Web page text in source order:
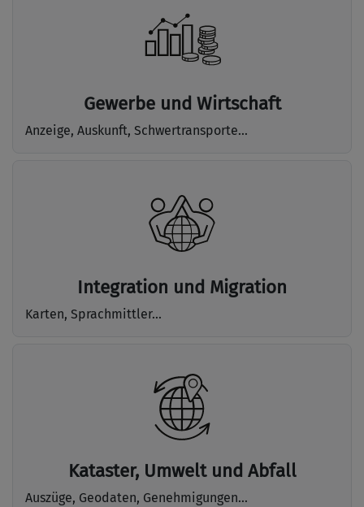
Gewerbe und Wirtschaft
Anzeige, Auskunft, Schwertransporte...
Integration und Migration
Karten, Sprachmittler...
Kataster, Umwelt und Abfall
Auszüge, Geodaten, Genehmigungen...